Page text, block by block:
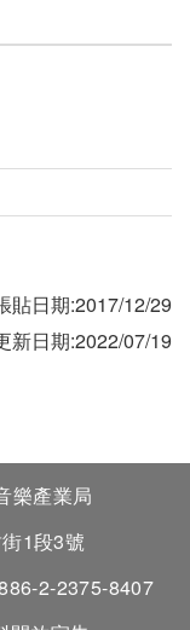
貼日期:2017/12/29
新日期:2022/07/19
樂產業局
1段3號
2-2375-8407